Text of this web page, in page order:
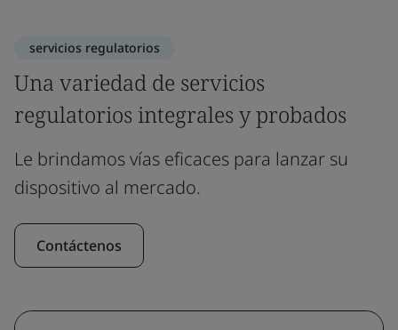
servicios regulatorios
Una variedad de servicios
regulatorios integrales y probados
Le brindamos vías eficaces para lanzar su
dispositivo al mercado.
Contáctenos